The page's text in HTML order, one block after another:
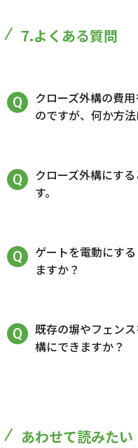
7.よくある質問
クローズ外構の費
のですが、何か方
クローズ外構にす
す。
ゲートを電動にす
ますか？
既存の塀やフェン
構にできますか？
あわせて読みたい